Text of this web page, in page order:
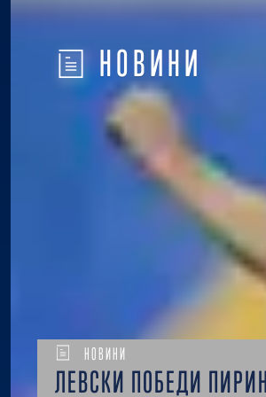
НОВИНИ
НОВИНИ
ЛЕВСКИ ПОБЕДИ